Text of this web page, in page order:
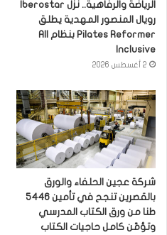
رويال المنصور المهدية يطلق
Pilates Reformer بنظام All
Inclusive
2 أغسطس 2026
شركة عجين الحلفاء والورق
بالقصرين تنجح في تأمين 5446
طنا من ورق الكتاب المدرسي
وتؤمّن كامل حاجيات الكتاب